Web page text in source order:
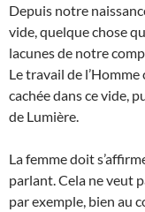
Depuis notre
vide, quelque chose
lacunes de notre
Le travail de
cachée dans ce vide,
de Lumière.
La femme doit
parlant. Cela ne veut
par exemple, bien au